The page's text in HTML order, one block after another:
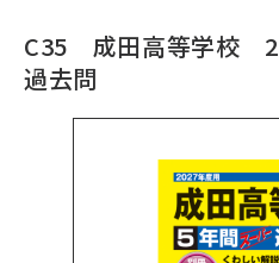
C35 成田高等学校
過去問